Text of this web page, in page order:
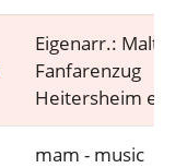
Eigenarr.:
Fanfarenzug
Heitersheim e.V.
mam - music